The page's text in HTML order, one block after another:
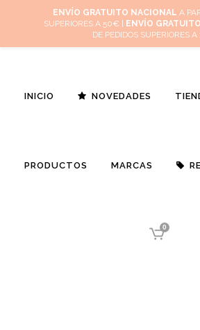
Mi cuenta Cuidado de tus joyas
INICIO NOVEDADES
PRODUCTOS MARCAS
0
ENVÍO GRATUITO NACIONAL A
SUPERIORES A 50€ |
ENVÍO
DE PEDIDOS SUPERIORES